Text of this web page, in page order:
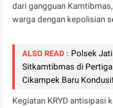
dari gangguan
warga dengan kepolisian
ALSO READ : Polsek
Sitkamtibmas di
Cikampek Baru
Kegiatan KRYD antisipasi